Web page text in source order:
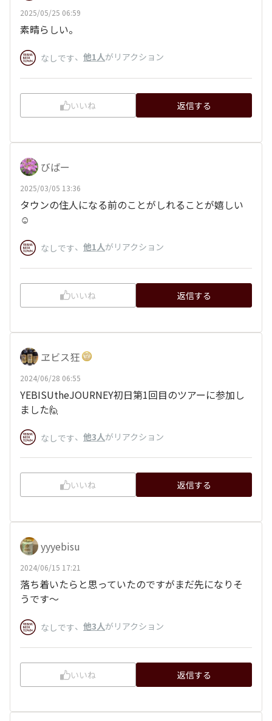
2025/05/25 06:59
素晴らしい。
なしです、 他1人がリアクション
いいね 返信する
びばー
2025/03/05 13:36
タウンの住人になる前のことがしれることが嬉しい
☺️
なしです、 他1人がリアクション
いいね 返信する
ヱビス狂
2024/06/28 06:55
YEBISUtheJOURNEY初日第1回目のツアーに参加し
ました🙋
なしです、 他3人がリアクション
いいね 返信する
yyyebisu
2024/06/15 17:21
落ち着いたらと思っていたのですがまだ先になりそ
うです～
なしです、 他3人がリアクション
いいね 返信する